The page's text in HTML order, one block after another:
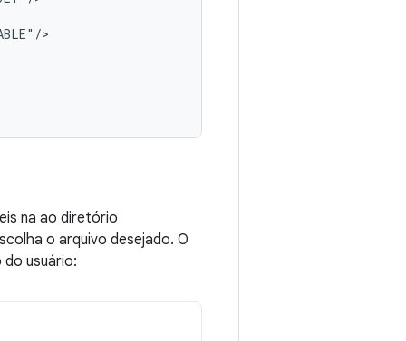
na ao diretório
o arquivo desejado. O
usuário: